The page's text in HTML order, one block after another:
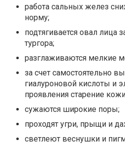
работа сальных желез
норму;
подтягивается овал лица
тургора;
разглаживаются мелкие
за счет самостоятельно
гиалуроновой кислоты и
проявления старение
сужаются широкие поры;
проходят угри, прыщи и
светлеют веснушки и